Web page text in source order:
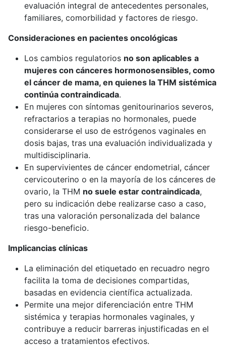
evaluación integral de antecedentes personales,
familiares, comorbilidad y factores de riesgo.
Consideraciones en pacientes oncológicas
Los cambios regulatorios no son aplicables a
mujeres con cánceres hormonosensibles, como
el cáncer de mama, en quienes la THM sistémica
continúa contraindicada.
En mujeres con síntomas genitourinarios severos,
refractarios a terapias no hormonales, puede
considerarse el uso de estrógenos vaginales en
dosis bajas, tras una evaluación individualizada y
multidisciplinaria.
En supervivientes de cáncer endometrial, cáncer
cervicouterino o en la mayoría de los cánceres de
ovario, la THM no suele estar contraindicada,
pero su indicación debe realizarse caso a caso,
tras una valoración personalizada del balance
riesgo-beneficio.
Implicancias clínicas
La eliminación del etiquetado en recuadro negro
facilita la toma de decisiones compartidas,
basadas en evidencia científica actualizada.
Permite una mejor diferenciación entre THM
sistémica y terapias hormonales vaginales, y
contribuye a reducir barreras injustificadas en el
acceso a tratamientos efectivos.